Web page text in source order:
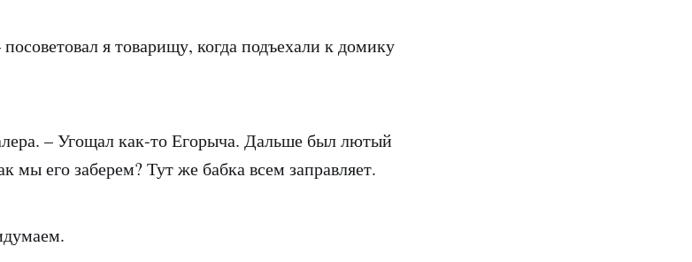
я товарищу, когда подъехали к домику
– Угощал как-то Егорыча. Дальше был лютый
мы его заберем? Тут же бабка всем заправляет.